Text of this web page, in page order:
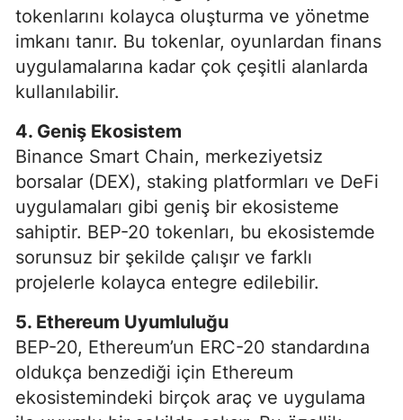
tokenlarını kolayca oluşturma ve yönetme
imkanı tanır. Bu tokenlar, oyunlardan finans
uygulamalarına kadar çok çeşitli alanlarda
kullanılabilir.
4. Geniş Ekosistem
Binance Smart Chain, merkeziyetsiz
borsalar (DEX), staking platformları ve DeFi
uygulamaları gibi geniş bir ekosisteme
sahiptir. BEP-20 tokenları, bu ekosistemde
sorunsuz bir şekilde çalışır ve farklı
projelerle kolayca entegre edilebilir.
5. Ethereum Uyumluluğu
BEP-20, Ethereum’un ERC-20 standardına
oldukça benzediği için Ethereum
ekosistemindeki birçok araç ve uygulama